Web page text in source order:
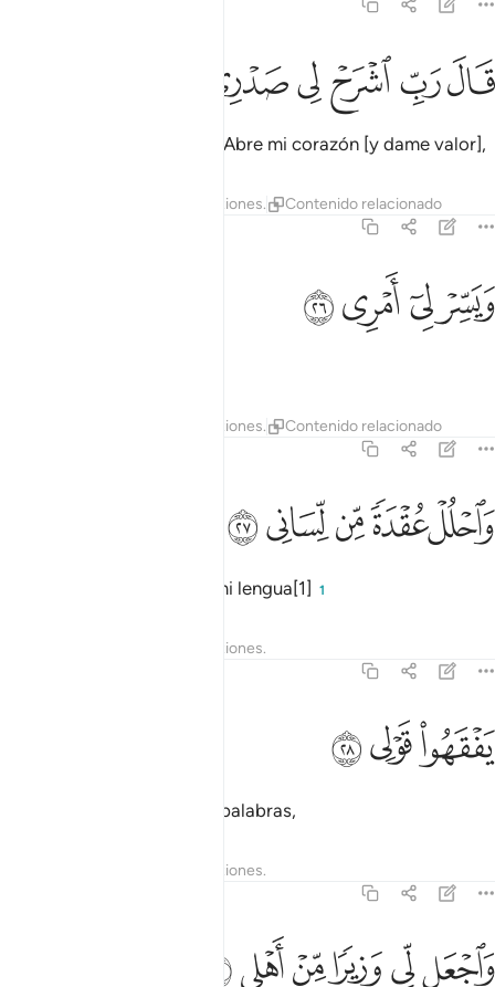
قال رب اشرح لي صدري ٢٥
قَالَ رَبِّ ٱشْرَحْ لِى صَدْرِى ٢٥
ﲦﲧﲨﲩﲪ
Dijo [Moisés]: “¡Señor mío! Abre mi corazón [y dame valor],
Reflexiones. Contenido relacionado
ويسر لي امري ٢٦
وَيَسِّرْ لِىٓ أَمْرِى ٢٦
ﲬﲭﲮﲯ
Reflexiones. Contenido relacionado
واحلل عقدة من لساني ٢٧
وَٱحْلُلْ عُقْدَةًۭ مِّن لِّسَانِى ٢٧
ﲰﲱﲲﲳﲴ
suelta el nudo que hay en mi lengua[1] 1
Reflexiones.
يفقهوا قولي ٢٨
يَفْقَهُوا۟ قَوْلِى ٢٨
ﲵﲶﲷ
para que comprendan mis palabras,
Reflexiones.
واجعل لي وزيرا من اهلي ٢٩
وَٱجْعَل لِّى وَزِيرًۭا مِّنْ أَهْلِى ٢٩
ﲸﲹﲺﲻﲼﲽ